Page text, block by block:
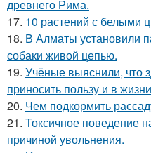
древнего Рима.
17. 10 растений с белыми
18. В Алматы установили
собаки живой цепью.
19. Учёные выяснили, что
приносить пользу и в
20. Чем подкормить
21. Токсичное поведение
причиной увольнения.